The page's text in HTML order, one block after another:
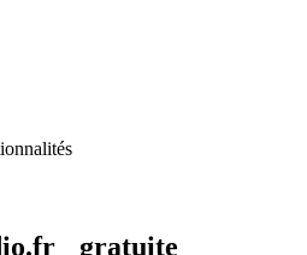
gratuite